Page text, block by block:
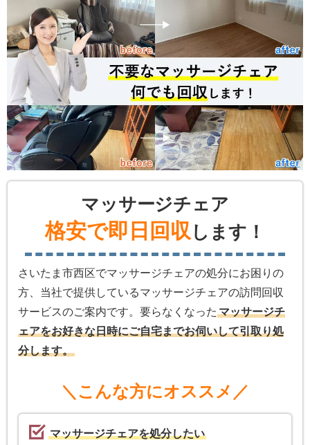
マッサージチェア
格安で即日回収します！
さいたま市西区でマッサージチェアの処分にお困りの
方、当社で提供しているマッサージチェアの訪問回収
サービスのご案内です。要らなくなった マッサージチ
ェアをお好きな日時にご自宅までお伺いして引取り処
分します。
＼こんな方にオススメ／
マッサージチェアを処分したい